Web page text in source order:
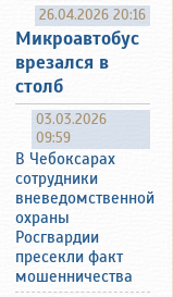
26.04.2026 20:16
Микроавтобус
врезался в
столб
03.03.2026
09:59
В Чебоксарах
сотрудники
вневедомственной
охраны
Росгвардии
пресекли факт
мошенничества